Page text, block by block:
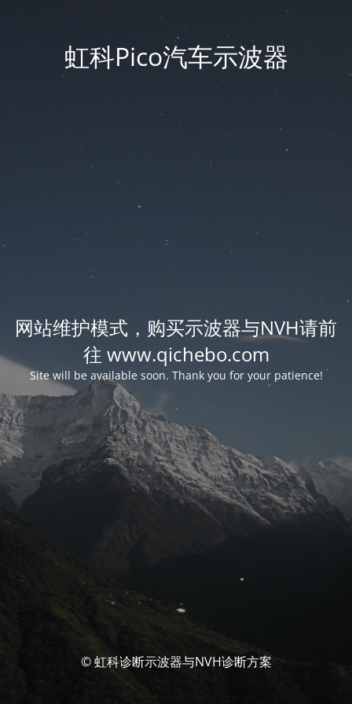
虹科Pico汽车示波器
网站维护模式，购买示波器与NVH请前
往 www.qichebo.com
Site will be available soon. Thank you for your patience!
© 虹科诊断示波器与NVH诊断方案